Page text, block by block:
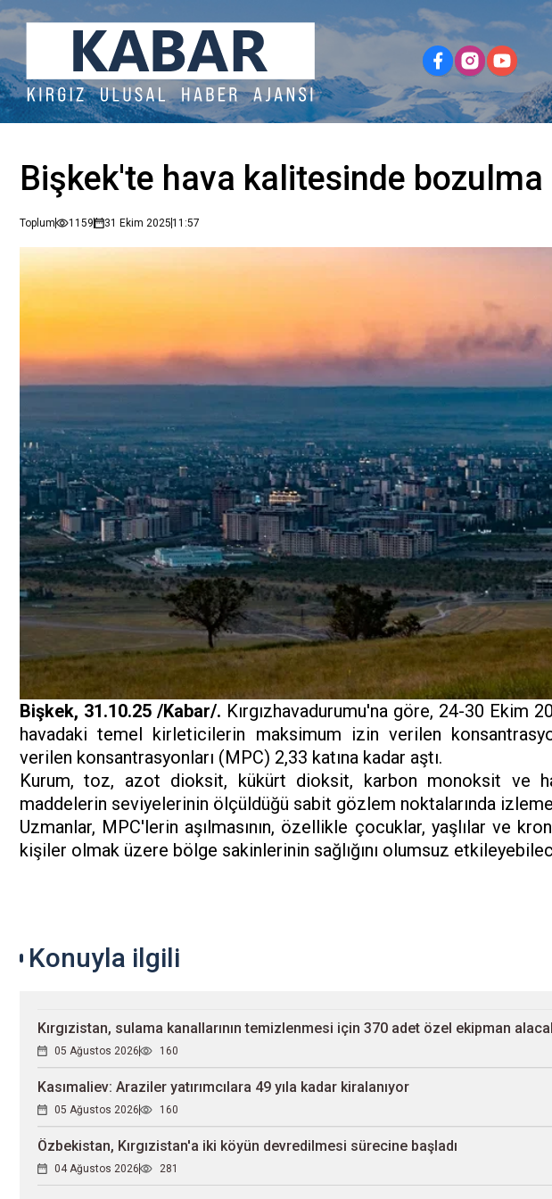
Bişkek'te hava kalitesinde
Toplum 1159 31 Ekim 202511:57
Bişkek, 31.10.25 /Kabar/. Kırgızhavadurumu'na göre, 24-30 Ekim
havadaki temel kirleticilerin maksimum izin verilen
verilen konsantrasyonları (MPC) 2,33 katına kadar aştı.
Kurum, toz, azot dioksit, kükürt dioksit, karbon monoksit ve
maddelerin seviyelerinin ölçüldüğü sabit gözlem noktalarında izleme
Uzmanlar, MPC'lerin aşılmasının, özellikle çocuklar, yaşlılar ve
kişiler olmak üzere bölge sakinlerinin sağlığını olumsuz
Konuyla ilgili
Kırgızistan, sulama kanallarının temizlenmesi için 370 adet özel ekipman
05 Ağustos 2026 160
Kasımaliev: Araziler yatırımcılara 49 yıla kadar kiralanıyor
05 Ağustos 2026 160
Özbekistan, Kırgızistan'a iki köyün devredilmesi sürecine başladı
04 Ağustos 2026 281